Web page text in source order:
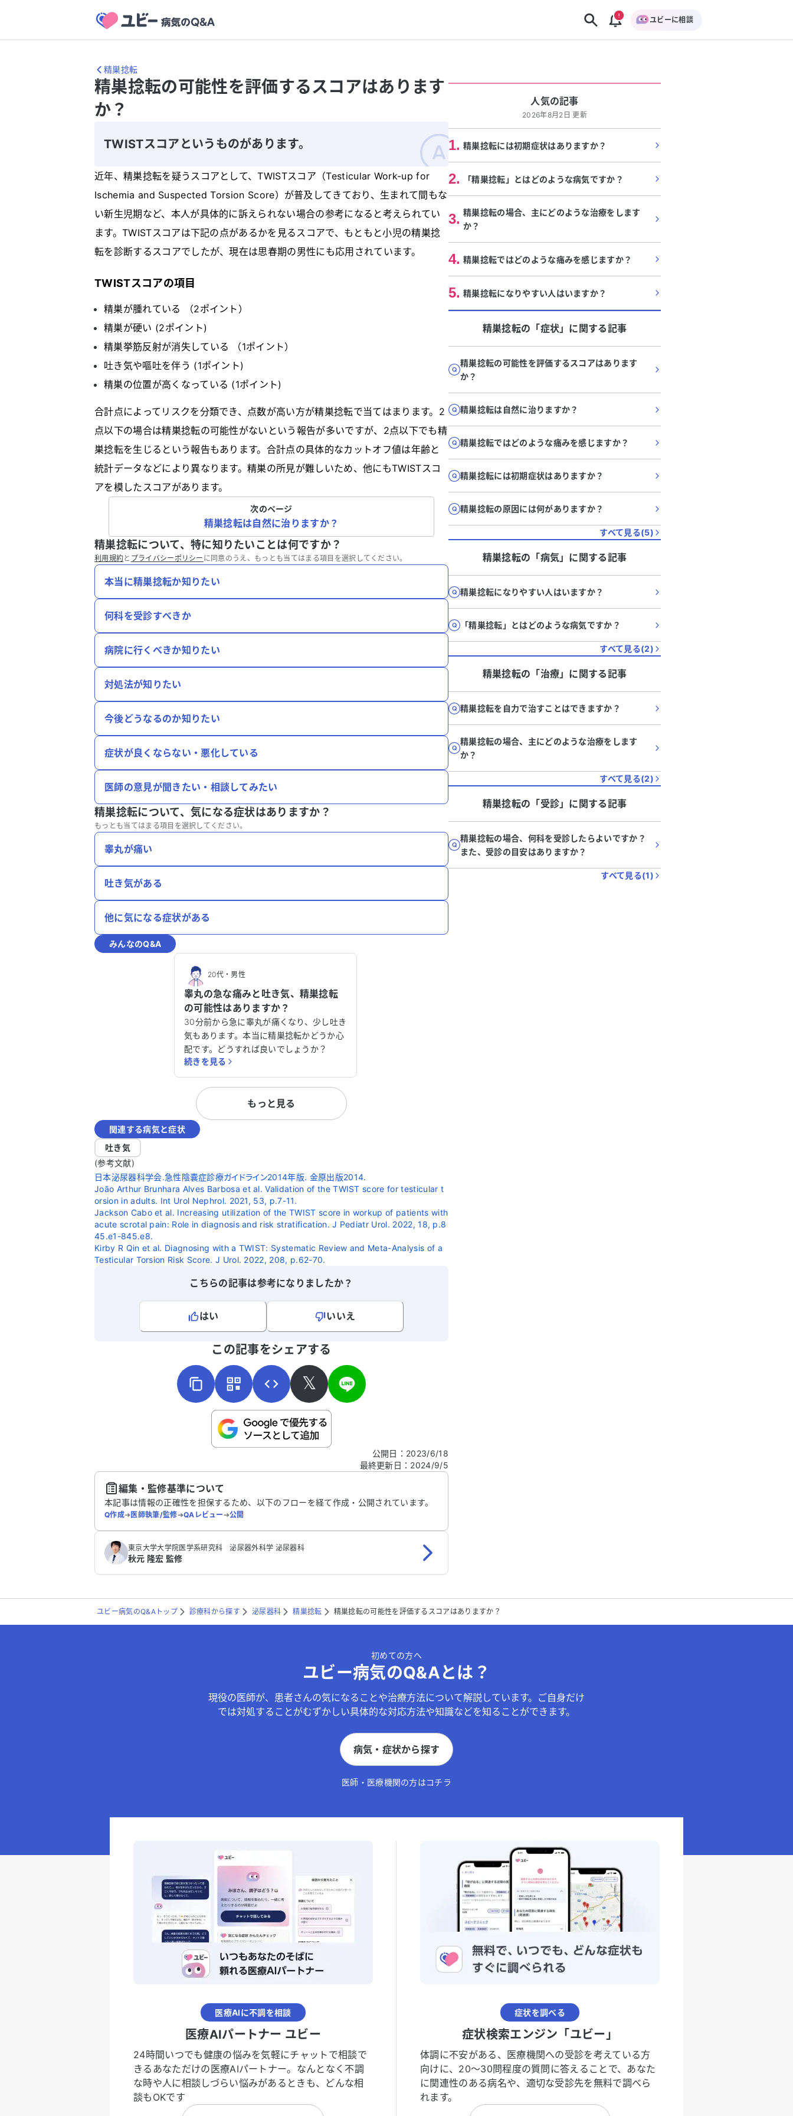
ユビーに相談
精巣捻転
精巣捻転の可能性を評価するスコアはあります
か？
TWISTスコアというものがあります。
近年、精巣捻転を疑うスコアとして、TWISTスコア（Testicular Work-up for
Ischemia and Suspected Torsion Score）が普及してきており、生まれて間もな
い新生児期など、本人が具体的に訴えられない場合の参考になると考えられてい
ます。TWISTスコアは下記の点があるかを見るスコアで、もともと小児の精巣捻
転を診断するスコアでしたが、現在は思春期の男性にも応用されています。
TWISTスコアの項目
精巣が腫れている （2ポイント）
精巣が硬い (2ポイント)
精巣挙筋反射が消失している （1ポイント）
吐き気や嘔吐を伴う (1ポイント)
精巣の位置が高くなっている (1ポイント)
合計点によってリスクを分類でき、点数が高い方が精巣捻転で当てはまります。2
点以下の場合は精巣捻転の可能性がないという報告が多いですが、2点以下でも精
巣捻転を生じるという報告もあります。合計点の具体的なカットオフ値は年齢と
統計データなどにより異なります。精巣の所見が難しいため、他にもTWISTスコ
アを模したスコアがあります。
次のページ
精巣捻転は自然に治りますか？
精巣捻転について、特に知りたいことは何ですか？
利用規約と プライバシーポリシー に同意のうえ、もっとも当てはまる項目を選択してください。
本当に精巣捻転か知りたい
何科を受診すべきか
病院に行くべきか知りたい
対処法が知りたい
今後どうなるのか知りたい
症状が良くならない・悪化している
医師の意見が聞きたい・相談してみたい
精巣捻転について、 気になる症状はありますか？
もっとも当てはまる項目を選択してください。
睾丸が痛い
吐き気がある
他に気になる症状がある
みんなのQ&A
20代・男性
睾丸の急な痛みと吐き気、精巣捻転
の可能性はありますか？
30分前から急に睾丸が痛くなり、少し吐き
気もあります。本当に精巣捻転かどうか心
配です。どうすれば良いでしょうか？
続きを見る
もっと見る
関連する病気と症状
吐き気
(参考文献)
日本泌尿器科学会.急性陰嚢症診療ガイドライン2014年版. 金原出版2014.
João Arthur Brunhara Alves Barbosa et al. Validation of the TWIST score for testicular t
orsion in adults. Int Urol Nephrol. 2021, 53, p.7-11.
Jackson Cabo et al. Increasing utilization of the TWIST score in workup of patients with
acute scrotal pain: Role in diagnosis and risk stratification. J Pediatr Urol. 2022, 18, p.8
45.e1-845.e8.
Kirby R Qin et al. Diagnosing with a TWIST: Systematic Review and Meta-Analysis of a
Testicular Torsion Risk Score. J Urol. 2022, 208, p.62-70.
こちらの記事は参考になりましたか？
はい
いいえ
こちらは送信専用のフォームです。氏名やご自身の病気の詳細などの個人情報は入れないでくだ
この記事をシェアする
𝕏
公開日 ： 2023/6/18
最終更新日 ： 2024/9/5
編集・監修基準について
本記事は情報の正確性を担保するため、以下のフローを経て作成・公開されています。
Q作成➔医師執筆/監修➔QAレビュー➔公開
東京大学大学院医学系研究科 泌尿器外科学 泌尿器科
秋元 隆宏 監修
人気の記事
2026年8月2日 更新
1. 精巣捻転には初期症状はありますか？
2. 「精巣捻転」とはどのような病気ですか？
3. 精巣捻転の場合、主にどのような治療をします
か？
4. 精巣捻転ではどのような痛みを感じますか？
5. 精巣捻転になりやすい人はいますか？
精巣捻転の「症状」に関する記事
精巣捻転の可能性を評価するスコアはあります
か？
精巣捻転は自然に治りますか？
精巣捻転ではどのような痛みを感じますか？
精巣捻転には初期症状はありますか？
精巣捻転の原因には何がありますか？
すべて見る(5)
精巣捻転の「病気」に関する記事
精巣捻転になりやすい人はいますか？
「精巣捻転」とはどのような病気ですか？
すべて見る(2)
精巣捻転の「治療」に関する記事
精巣捻転を自力で治すことはできますか？
精巣捻転の場合、主にどのような治療をします
か？
すべて見る(2)
精巣捻転の「受診」に関する記事
精巣捻転の場合、何科を受診したらよいですか？
また、受診の目安はありますか？
すべて見る(1)
ユビー病気のQ&Aトップ 診療科から探す 泌尿器科 精巣捻転 精巣捻転の可能性を評価するスコアはありますか？
初めての方へ
ユビー病気のQ&Aとは？
現役の医師が、患者さんの気になることや治療方法について解説しています。ご自身だけ
では対処することがむずかしい具体的な対応方法や知識などを知ることができます。
病気・症状から探す
医師・医療機関の方はコチラ
医療AIに不調を相談
医療AIパートナー ユビー
24時間いつでも健康の悩みを気軽にチャットで相談で
きるあなただけの医療AIパートナー。なんとなく不調
な時や人に相談しづらい悩みがあるときも、どんな相
談もOKです
症状を調べる
症状検索エンジン「ユビー」
体調に不安がある、医療機関への受診を考えている方
向けに、20〜30問程度の質問に答えることで、あなた
に関連性のある病名や、適切な受診先を無料で調べら
れます。